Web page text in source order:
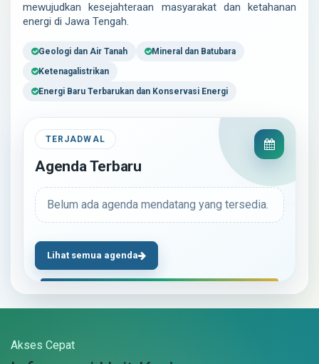
mewujudkan kesejahteraan masyarakat dan ketahanan
energi di Jawa Tengah.
Geologi dan Air Tanah
Mineral dan Batubara
Ketenagalistrikan
Energi Baru Terbarukan dan Konservasi Energi
TERJADWAL
Agenda Terbaru
Belum ada agenda mendatang yang tersedia.
Lihat semua agenda
Akses Cepat